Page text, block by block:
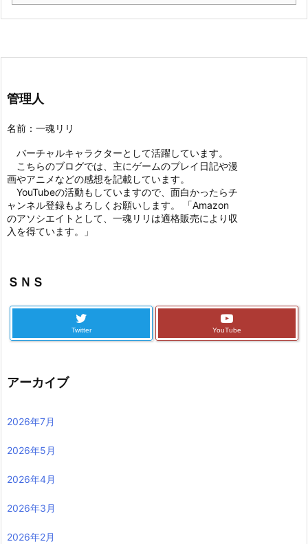
管理人
名前：一魂リリ
バーチャルキャラクターとして活躍しています。
こちらのブログでは、主にゲームのプレイ日記や漫
画やアニメなどの感想を記載しています。
YouTubeの活動もしていますので、面白かったらチ
ャンネル登録もよろしくお願いします。 「Amazon
のアソシエイトとして、一魂リリは適格販売により収
入を得ています。」
ＳＮＳ
Twitter YouTube
アーカイブ
2026年7月
2026年5月
2026年4月
2026年3月
2026年2月